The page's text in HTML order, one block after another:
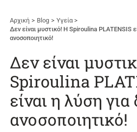
Αρχική Blog
Υγεία
Δεν είναι μυστικό! Η Spiroulina PLATENSIS
ανοσοποιητικό!
Δεν είναι
Spiroulina
είναι η λύση
ανοσοποιητικό!